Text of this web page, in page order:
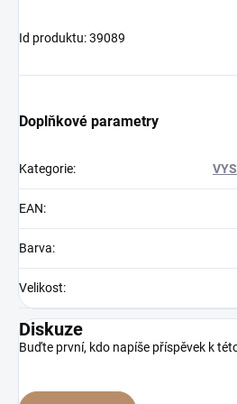
Id produktu: 39089
Doplňkové parametry
Kategorie:
EAN:
Barva:
Velikost:
Diskuze
Buďte první, kdo napíše příspěvek k